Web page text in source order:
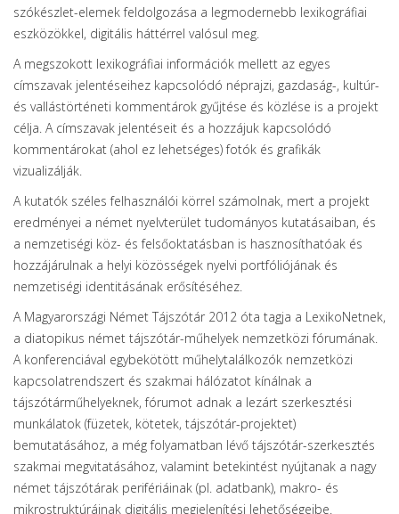
szókészlet-elemek feldolgozása a legmodernebb lexikográfiai
eszközökkel, digitális háttérrel valósul meg.
A megszokott lexikográfiai információk mellett az egyes
címszavak jelentéseihez kapcsolódó néprajzi, gazdaság-, kultúr-
és vallástörténeti kommentárok gyűjtése és közlése is a projekt
célja. A címszavak jelentéseit és a hozzájuk kapcsolódó
kommentárokat (ahol ez lehetséges) fotók és grafikák
vizualizálják.
A kutatók széles felhasználói körrel számolnak, mert a projekt
eredményei a német nyelvterület tudományos kutatásaiban, és
a nemzetiségi köz- és felsőoktatásban is hasznosíthatóak és
hozzájárulnak a helyi közösségek nyelvi portfóliójának és
nemzetiségi identitásának erősítéséhez.
A Magyarországi Német Tájszótár 2012 óta tagja a LexikoNetnek,
a diatopikus német tájszótár-műhelyek nemzetközi fórumának.
A konferenciával egybekötött műhelytalálkozók nemzetközi
kapcsolatrendszert és szakmai hálózatot kínálnak a
tájszótárműhelyeknek, fórumot adnak a lezárt szerkesztési
munkálatok (füzetek, kötetek, tájszótár-projektet)
bemutatásához, a még folyamatban lévő tájszótár-szerkesztés
szakmai megvitatásához, valamint betekintést nyújtanak a nagy
német tájszótárak perifériáinak (pl. adatbank), makro- és
mikrostruktúráinak digitális megjelenítési lehetőségeibe.